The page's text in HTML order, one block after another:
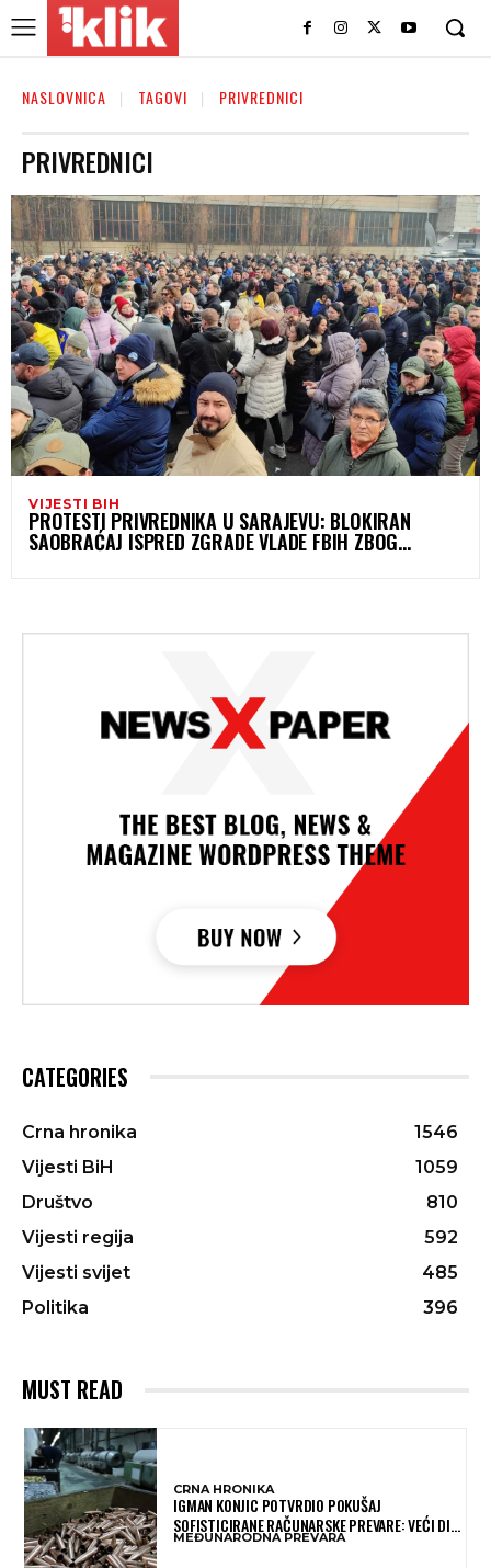
NASLOVNICA TAGOVI PRIVREDNICI
PRIVREDNICI
VIJESTI BIH
PROTESTI PRIVREDNIKA U SARAJEVU: BLOKIRAN
SAOBRAĆAJ ISPRED ZGRADE VLADE FBIH ZBOG
CATEGORIES
Crna hronika
1546
Vijesti BiH
1059
Društvo
810
Vijesti regija
592
Vijesti svijet
485
Politika
396
MUST READ
CRNA HRONIKA
IGMAN KONJIC POTVRDIO POKUŠAJ
SOFISTICIRANE RAČUNARSKE PREVARE: VEĆI DIO
NOVCA BLOKIRAN, OČEKUJE SE POVRAT
MEĐUNARODNA PREVARA